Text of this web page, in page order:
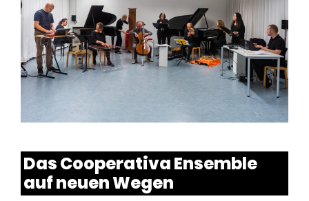
Das Cooperativa Ensemble
auf neuen Wegen